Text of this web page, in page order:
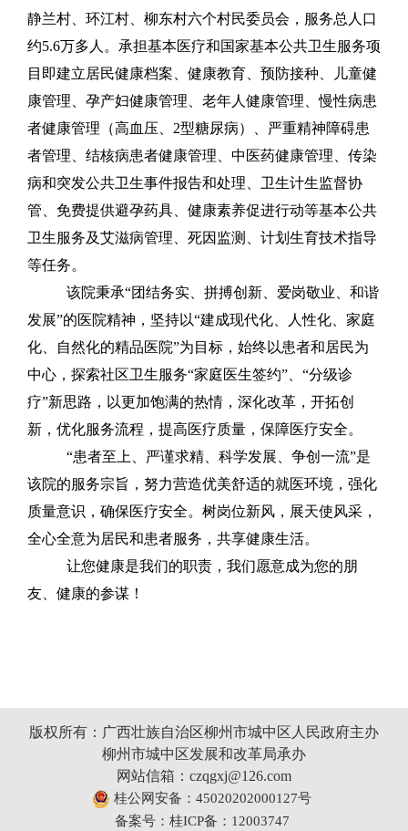
静兰村、环江村、柳东村六个村民委员会，服务总人口
约5.6万多 人。承担基本医疗和国家基本公共卫生服务项
目即建立居民健康档案、健康教育、预防接种、儿童健
康管理、孕产妇健康管理、老年人健康管理、慢性病患
者健康管理（高血压、 2型糖尿病）、严重精神障碍患
者管理、结核病患者健康管理、中医药健康管理、传染
病和突发公共卫生事件报告和处理、卫生计生监督协
管、免费提供避孕药具、健康素养促进行动等基本公共
卫生服务及艾滋病管理、死因监测、计划生育技术指导
等任务。
该院秉承“团结务实、拼搏创新、爱岗敬业、和谐
发展”的医院精神，坚持以“建成现代化、人性化、家庭
化、自然化的精品医院”为目标，始终以患者和居民为
中心，探索社区卫生服务“家庭医生签约”、“分级诊
疗”新思路，以更加饱满的热情，深化改革，开拓创
新，优化服务流程，提高医疗质量，保障医疗安全。
“患者至上、严谨求精、科学发展、争创一流”是
该院的服务宗旨，努力营造优美舒适的就医环境，强化
质量意识，确保医疗安全。树岗位新风，展天使风采，
全心全意为居民和患者服务，共享健康生活。
让您健康是我们的职责，我们愿意成为您的朋
友、健康的参谋！
版权所有：广西壮族自治区柳州市城中区人民政府主办
柳州市城中区发展和改革局承办
网站信箱：czqgxj@126.com
桂公网安备：45020202000127号
备案号：桂ICP备：12003747